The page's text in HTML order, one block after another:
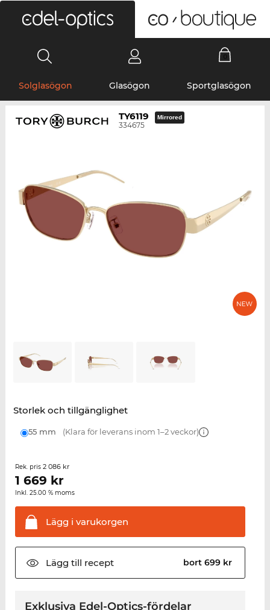
Solglasögon Glasögon Sportglasögon
TY6119
334675
Mirrored
Storlek och tillgänglighet
55 mm (Klara för leverans inom 1–2 veckor)
Rek. pris 2 086 kr
1 669 kr
Inkl. 25.00 % moms
Lägg i varukorgen
Lägg till recept bort 699 kr
Exklusiva Edel-Optics-fördelar